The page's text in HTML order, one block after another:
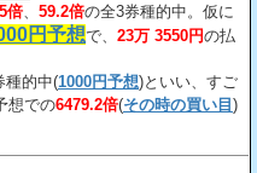
倍、 59.2倍の全3券種的中。仮に
円予想で、 23万 3550円の払
種的中(1000円予想)といい、すご
想での6479.2倍(その時の買い目 )